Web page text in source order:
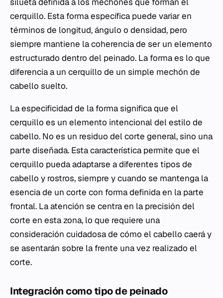
cerquillo. Esta forma específica puede variar en
términos de longitud, ángulo o densidad, pero
siempre mantiene la coherencia de ser un elemento
estructurado dentro del peinado. La forma es lo que
diferencia a un cerquillo de un simple mechón de
cabello suelto.
La especificidad de la forma significa que el
cerquillo es un elemento intencional del estilo de
cabello. No es un residuo del corte general, sino una
parte diseñada. Esta característica permite que el
cerquillo pueda adaptarse a diferentes tipos de
cabello y rostros, siempre y cuando se mantenga la
esencia de un corte con forma definida en la parte
frontal. La atención se centra en la precisión del
corte en esta zona, lo que requiere una
consideración cuidadosa de cómo el cabello caerá y
se asentarán sobre la frente una vez realizado el
corte.
Integración como tipo de peinado